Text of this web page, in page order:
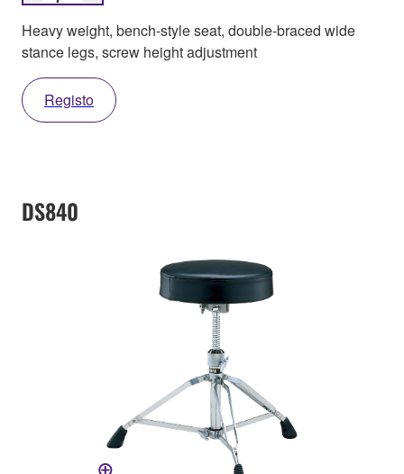
Heavy weight, bench-style seat, double-braced wide
stance legs, screw height adjustment
Registo
DS840